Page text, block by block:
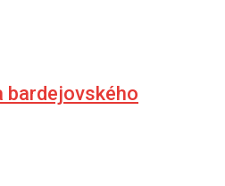
bardejovského